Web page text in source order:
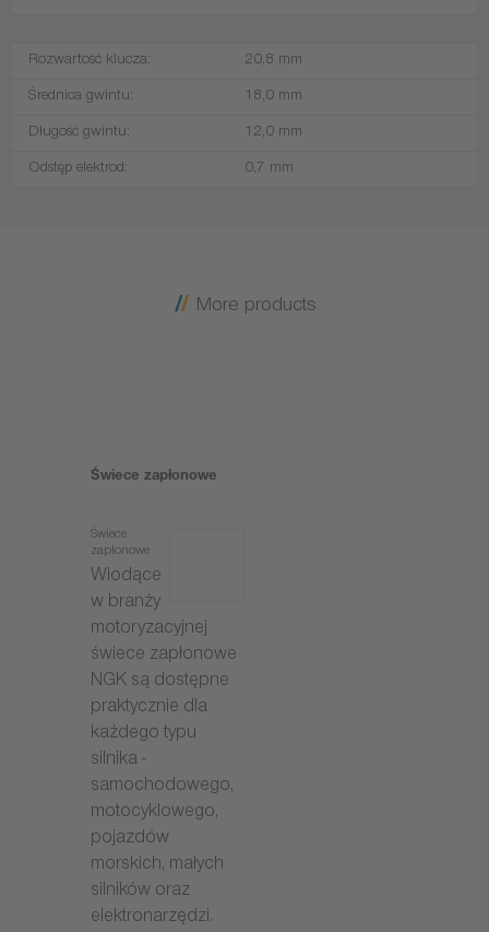
Rozwartość klucza: 20,8 mm
Średnica gwintu: 18,0 mm
Długość gwintu: 12,0 mm
Odstęp elektrod: 0,7 mm
More products
Świece zapłonowe
Świece
zapłonowe
Wiodące
w branży
motoryzacyjnej
świece zapłonowe
NGK są dostępne
praktycznie dla
każdego typu
silnika -
samochodowego,
motocyklowego,
pojazdów
morskich, małych
silników oraz
elektronarzędzi.